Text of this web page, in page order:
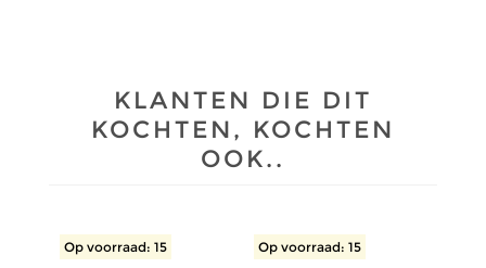
KLANTEN DIE DIT
KOCHTEN, KOCHTEN
OOK..
Op voorraad: 15 Op voorraad: 15